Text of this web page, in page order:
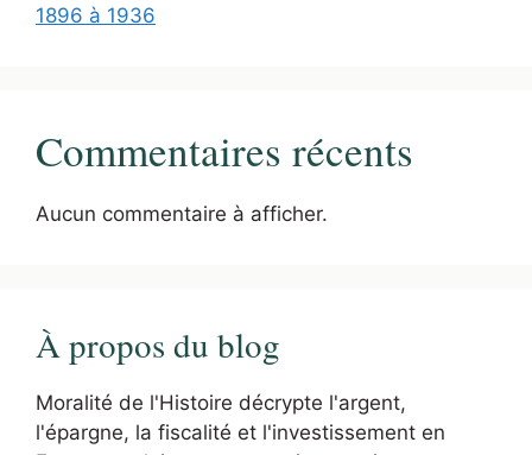
1896 à 1936
Commentaires récents
Aucun commentaire à afficher.
À propos du blog
Moralité de l'Histoire décrypte l'argent,
l'épargne, la fiscalité et l'investissement en